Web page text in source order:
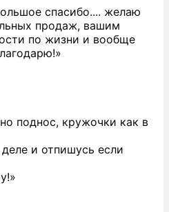
спасибо.... желаю
продаж, вашим
по жизни и вообще
поднос, кружочки как в
и отпишусь если